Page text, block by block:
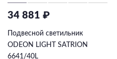
34 881 ₽
Подвесной светильник
ODEON LIGHT SATRION
6641/40L